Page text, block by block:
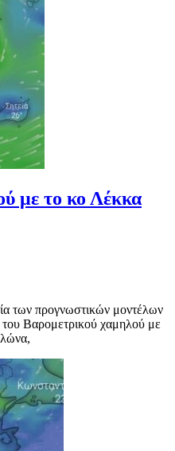
με το κο Λέκκα
των προγνωστικών μοντέλων
του Βαρομετρικού χαμηλού με